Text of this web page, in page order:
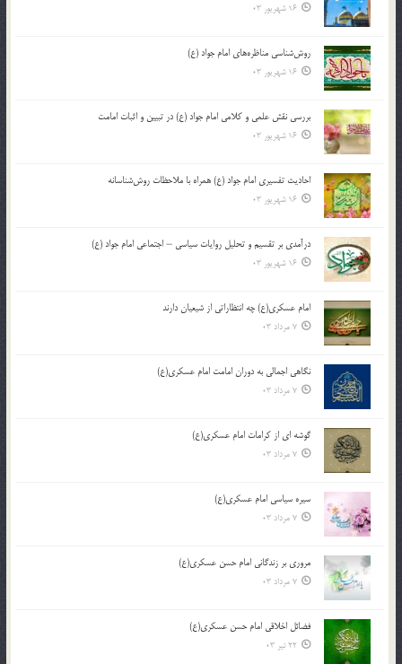
16 شهریور 03
روش‌شناسی مناظره‌های امام جواد (ع)
16 شهریور 03
بررسی نقش علمی و کلامی امام جواد (ع) در تبیین و اثبات امامت
16 شهریور 03
احادیث تفسیری امام جواد (ع) همراه با ملاحظات روش‌شناسانه
16 شهریور 03
درآمدی بر تقسیم و تحلیل روایات سیاسی – اجتماعی امام جواد (ع)
16 شهریور 03
امام عسکری(ع) چه انتظاراتی از شیعیان دارند
7 مرداد 03
نگاهی اجمالی به دوران امامت امام عسکری(ع)
7 مرداد 03
گوشه ای از کرامات امام عسکری(ع)
7 مرداد 03
سیره سیاسی امام عسکری(ع)
7 مرداد 03
مروری بر زندگانی امام حسن عسکری(ع)
7 مرداد 03
فضائل اخلاقی امام حسن عسکری(ع)
22 تیر 03